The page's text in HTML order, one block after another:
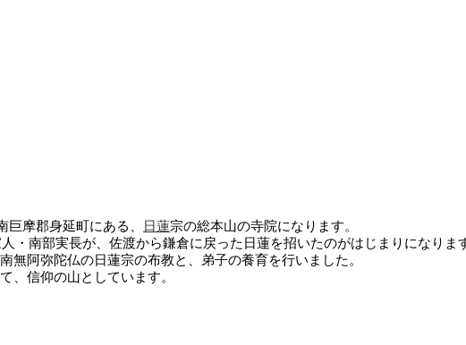
巨摩郡身延町にある、 日蓮宗の総本山の寺院になります。
・南部実長が、佐渡から鎌倉に戻った日蓮を招いたのがはじまりになりま
無阿弥陀仏の日蓮宗の布教と、弟子の養育を行いました。
、信仰の山としています。